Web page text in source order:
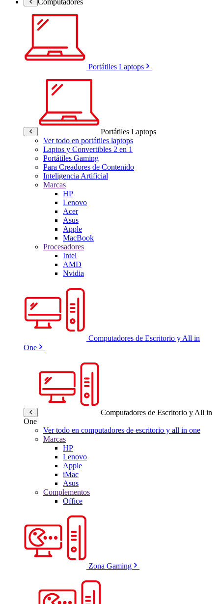
Portátiles Laptops
Portátiles Laptops
Ver todo en portátiles laptops
Laptos y Convertibles 2 en 1
Portátiles Gaming
Para Creadores de Contenido
Inteligencia Artificial
Marcas
HP
Lenovo
Acer
Asus
Apple
MacBook
Procesadores
Intel
AMD
Nvidia
Computadores de Escritorio y All in
One
Computadores de Escritorio y All in
One
Ver todo en computadores de escritorio y all in one
Marcas
HP
Lenovo
Apple
iMac
Asus
Complementos
Office
Zona Gaming